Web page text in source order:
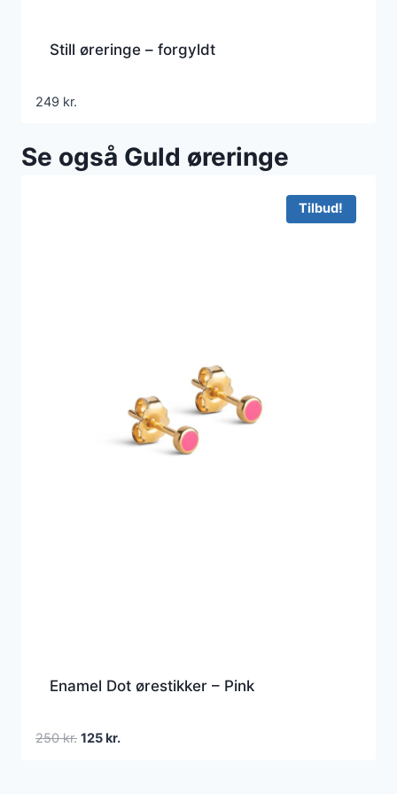
Still øreringe – forgyldt
249 kr.
Se også Guld øreringe
Tilbud!
Enamel Dot ørestikker – Pink
250kr. Den
125kr.Den